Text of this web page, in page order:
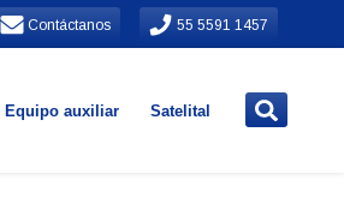
Contáctanos 55 5591 1457
Equipo auxiliar Satelital